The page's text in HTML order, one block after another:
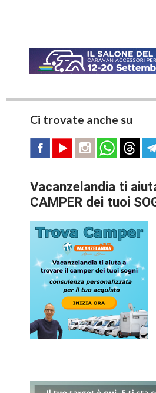
Ci trovate anche su
Vacanzelandia ti
CAMPER dei tuoi